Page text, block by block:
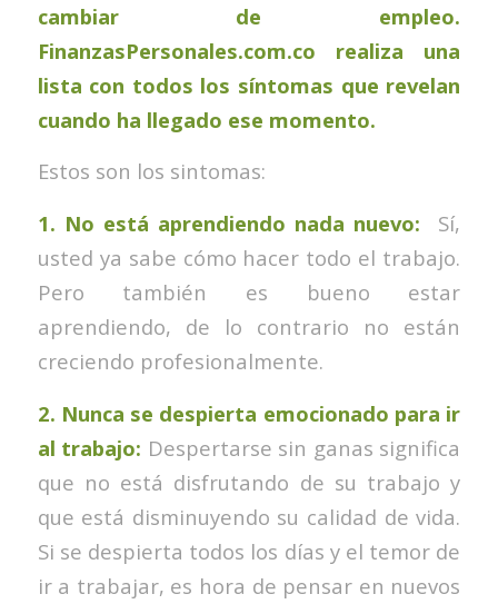
cambiar de empleo.
FinanzasPersonales.com.co realiza una
lista con todos los síntomas que revelan
cuando ha llegado ese momento.
Estos son los sintomas:
1. No está aprendiendo nada nuevo: Sí,
usted ya sabe cómo hacer todo el trabajo.
Pero también es bueno estar
aprendiendo, de lo contrario no están
creciendo profesionalmente.
2. Nunca se despierta emocionado para ir
al trabajo: Despertarse sin ganas significa
que no está disfrutando de su trabajo y
que está disminuyendo su calidad de vida.
Si se despierta todos los días y el temor de
ir a trabajar, es hora de pensar en nuevos